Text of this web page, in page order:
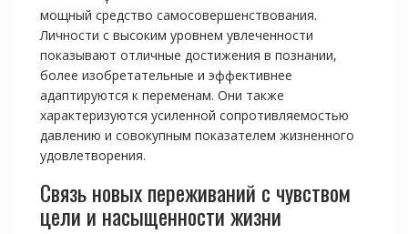
мощный средство самосовершенствования.
Личности с высоким уровнем увлеченности
показывают отличные достижения в познании,
более изобретательные и эффективнее
адаптируются к переменам. Они также
характеризуются усиленной сопротивляемостью
давлению и совокупным показателем жизненного
удовлетворения.
Связь новых переживаний с чувством
цели и насыщенности жизни